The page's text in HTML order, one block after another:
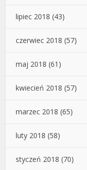
lipiec 2018 (43)
czerwiec 2018 (57)
maj 2018 (61)
kwiecień 2018 (57)
marzec 2018 (65)
luty 2018 (58)
styczeń 2018 (70)